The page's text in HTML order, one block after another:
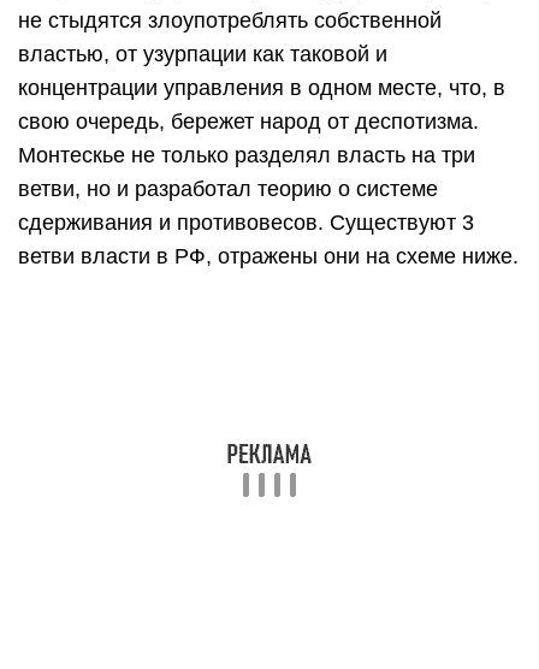
не стыдятся злоупотреблять собственной
властью, от узурпации как таковой и
концентрации управления в одном месте, что, в
свою очередь, бережет народ от деспотизма.
Монтескье не только разделял власть на три
ветви, но и разработал теорию о системе
сдерживания и противовесов. Существуют 3
ветви власти в РФ, отражены они на схеме ниже.